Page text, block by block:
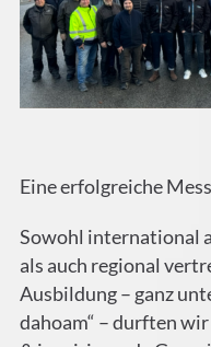
Eine erfolgreiche
Sowohl international
als auch regional
Ausbildung – ganz
dahoam“ – durften